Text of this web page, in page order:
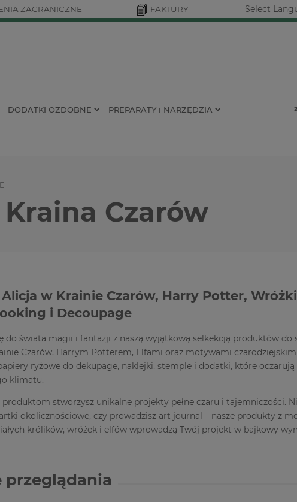
ZAGRANICZNE FAKTURY Select
DODATKI OZDOBNE PREPARATY i NARZĘDZIA
Czarów
przeglądania
Alicja w Krainie Czarów, Harry Potter,
i Decoupage
do świata magii i fantazji z naszą wyjątkową selkekcją produktów
Czarów, Harrym Potterem, Elfami oraz motywami
ryżowe do dekupage, naklejki, stemple i dodatki, które
klimatu.
stworzysz unikalne projekty pełne czaru i tajemniczości.
okolicznościowe, czy prowadzisz art journal – nasze produkty z
królików, wróżek i elfów wprowadzą Twój projekt w bajkowy